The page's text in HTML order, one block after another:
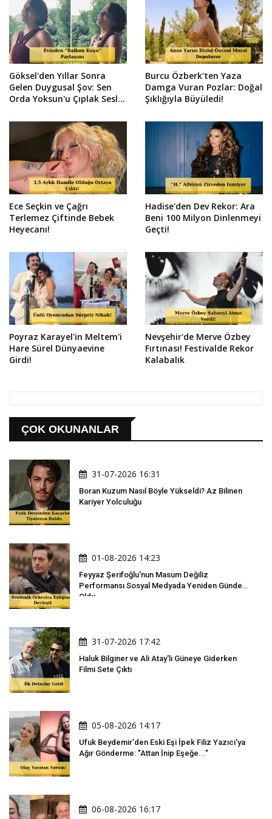
Göksel'den Yıllar Sonra
Gelen Duygusal Şov: Sen
Orda Yoksun'u Çıplak Sesle
Burcu Özberk'ten Yaza
Damga Vuran Pozlar: Doğal
Şıklığıyla Büyüledi!
Ece Seçkin ve Çağrı
Terlemez Çiftinde Bebek
Heyecanı!
Hadise'den Dev Rekor: Ara
Beni 100 Milyon Dinlenmeyi
Geçti!
Poyraz Karayel'in Meltem'i
Hare Sürel Dünyaevine
Girdi!
Nevşehir'de Merve Özbey
Fırtınası! Festivalde Rekor
Kalabalık
ÇOK OKUNANLAR
31-07-2026 16:31
Boran Kuzum Nasıl Böyle Yükseldi? Az Bilinen
Kariyer Yolculuğu
01-08-2026 14:23
Feyyaz Şerifoğlu'nun Masum Değiliz
Performansı Sosyal Medyada Yeniden Gündem
Oldu
31-07-2026 17:42
Haluk Bilginer ve Ali Atay'lı Güneye Giderken
Filmi Sete Çıktı
05-08-2026 14:17
Ufuk Beydemir'den Eski Eşi İpek Filiz Yazıcı'ya
Ağır Gönderme: "Attan İnip Eşeğe..."
06-08-2026 16:17